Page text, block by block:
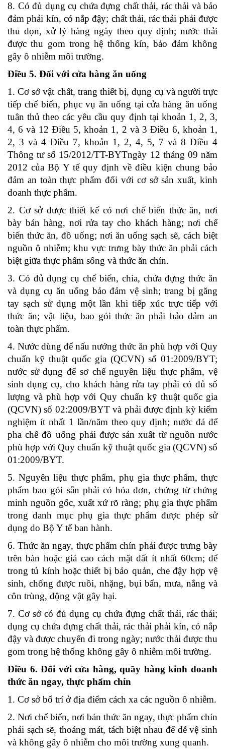
8. Có đủ dụng cụ chứa đựng chất thải, rác thải và bảo
đảm phải kín, có nắp đậy; chất thải, rác thải phải được
thu dọn, xử lý hàng ngày theo quy định; nước thải
được thu gom trong hệ thống kín, bảo đảm không
gây ô nhiễm môi trường.
Điều 5. Đối với cửa hàng ăn uống
1. Cơ sở vật chất, trang thiết bị, dụng cụ và người trực
tiếp chế biến, phục vụ ăn uống tại cửa hàng ăn uống
tuân thủ theo các yêu cầu quy định tại khoản 1, 2, 3,
4, 6 và 12 Điều 5, khoản 1, 2 và 3 Điều 6, khoản 1,
2, 3 và 4 Điều 7, khoản 1, 2, 4, 5, 7 và 8 Điều 4
Thông tư số 15/2012/TT-BYTngày 12 tháng 09 năm
2012 của Bộ Y tế quy định về điều kiện chung bảo
đảm an toàn thực phẩm đối với cơ sở sản xuất, kinh
doanh thực phẩm.
2. Cơ sở được thiết kế có nơi chế biến thức ăn, nơi
bày bán hàng, nơi rửa tay cho khách hàng; nơi chế
biến thức ăn, đồ uống; nơi ăn uống sạch sẽ, cách biệt
nguồn ô nhiễm; khu vực trưng bày thức ăn phải cách
biệt giữa thực phẩm sống và thức ăn chín.
3. Có đủ dụng cụ chế biến, chia, chứa đựng thức ăn
và dụng cụ ăn uống bảo đảm vệ sinh; trang bị găng
tay sạch sử dụng một lần khi tiếp xúc trực tiếp với
thức ăn; vật liệu, bao gói thức ăn phải bảo đảm an
toàn thực phẩm.
4. Nước dùng để nấu nướng thức ăn phù hợp với Quy
chuẩn kỹ thuật quốc gia (QCVN) số 01:2009/BYT;
nước sử dụng để sơ chế nguyên liệu thực phẩm, vệ
sinh dụng cụ, cho khách hàng rửa tay phải có đủ số
lượng và phù hợp với Quy chuẩn kỹ thuật quốc gia
(QCVN) số 02:2009/BYT và phải được định kỳ kiểm
nghiệm ít nhất 1 lần/năm theo quy định; nước đá để
pha chế đồ uống phải được sản xuất từ nguồn nước
phù hợp với Quy chuẩn kỹ thuật quốc gia (QCVN) số
01:2009/BYT.
5. Nguyên liệu thực phẩm, phụ gia thực phẩm, thực
phẩm bao gói sẵn phải có hóa đơn, chứng từ chứng
minh nguồn gốc, xuất xứ rõ ràng; phụ gia thực phẩm
trong danh mục phụ gia thực phẩm được phép sử
dụng do Bộ Y tế ban hành.
6. Thức ăn ngay, thực phẩm chín phải được trưng bày
trên bàn hoặc giá cao cách mặt đất ít nhất 60cm; để
trong tủ kính hoặc thiết bị bảo quản, che đậy hợp vệ
sinh, chống được ruồi, nhặng, bụi bẩn, mưa, nắng và
côn trùng, động vật gây hại.
7. Cơ sở có đủ dụng cụ chứa đựng chất thải, rác thải;
dụng cụ chứa đựng chất thải, rác thải phải kín, có nắp
đậy và được chuyển đi trong ngày; nước thải được thu
gom trong hệ thống không gây ô nhiễm môi trường.
Điều 6. Đối với cửa hàng, quầy hàng kinh doanh
thức ăn ngay, thực phẩm chín
1. Cơ sở bố trí ở địa điểm cách xa các nguồn ô nhiễm.
2. Nơi chế biến, nơi bán thức ăn ngay, thực phẩm chín
phải sạch sẽ, thoáng mát, tách biệt nhau để dễ vệ sinh
và không gây ô nhiễm cho môi trường xung quanh.